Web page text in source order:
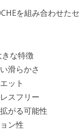
を組み合わせた
きな特徴
滑らかさ
ット
スフリー
がる可能性
ン性